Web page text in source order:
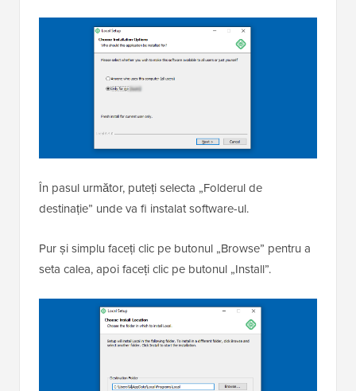
În pasul următor, puteți selecta „Folderul de
destinație” unde va fi instalat software-ul.
Pur și simplu faceți clic pe butonul „Browse” pentru a
seta calea, apoi faceți clic pe butonul „Install”.